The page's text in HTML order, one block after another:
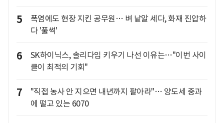
5
폭염에도 현장 지킨 공무원… 벼 낱알 세다, 화재 진압하
다 '풀썩'
6
SK하이닉스, 솔리다임 키우기 나선 이유는…"이번 사이
클이 최적의 기회"
7
"직접 농사 안 지으면 내년까지 팔아라"… 양도세 중과
에 떨고 있는 6070